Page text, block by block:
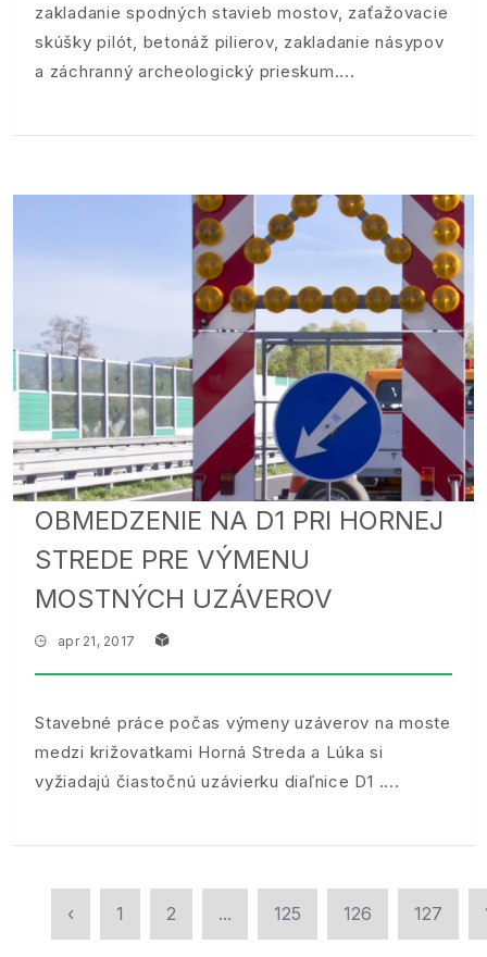
zakladanie spodných stavieb mostov, zaťažovacie
skúšky pilót, betonáž pilierov, zakladanie násypov
a záchranný archeologický prieskum.
OBMEDZENIE NA D1 PRI HORNEJ
STREDE PRE VÝMENU
MOSTNÝCH UZÁVEROV
apr 21, 2017
Stavebné práce počas výmeny uzáverov na moste
medzi križovatkami Horná Streda a Lúka si
vyžiadajú čiastočnú uzávierku diaľnice D1 .
‹ 1 2 ... 125 126 127